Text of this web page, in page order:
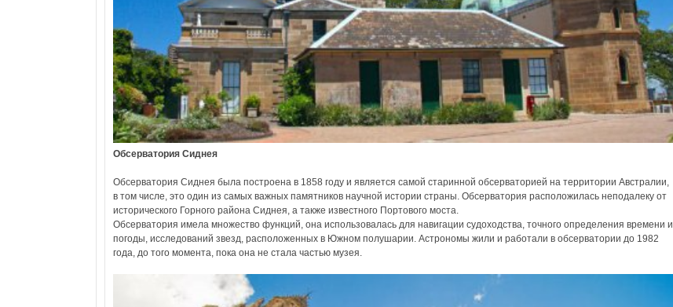
Обсерватория Сиднея
Обсерватория Сиднея была построена в 1858 году и является самой старинной обсерваторией на территории Австралии,
в том числе, это один из самых важных памятников научной истории страны. Обсерватория расположилась неподалеку от
исторического Горного района Сиднея, а также известного Портового моста.
Обсерватория имела множество функций, она использовалась для навигации судоходства, точного определения времени и
погоды, исследований звезд, расположенных в Южном полушарии. Астрономы жили и работали в обсерватории до 1982
года, до того момента, пока она не стала частью музея.